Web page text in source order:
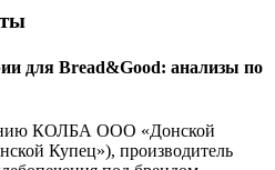
для Bread&Good: анализы по
КОЛБА ООО «Донской
Купец»), производитель